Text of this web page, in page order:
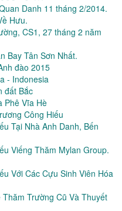
Danh 11 tháng 2/2014.
Hưu.
CS1, 27 tháng 2 năm
Bay Tân Sơn Nhất.
đào 2015
- Indonesia
đất Bắc
Phê Vĩa Hè
Công Hiếu
Tại Nhà Anh Danh, Bến
Viếng Thăm Mylan Group.
Với Các Cựu Sinh Viên Hóa
Trường Cũ Và Thuyết